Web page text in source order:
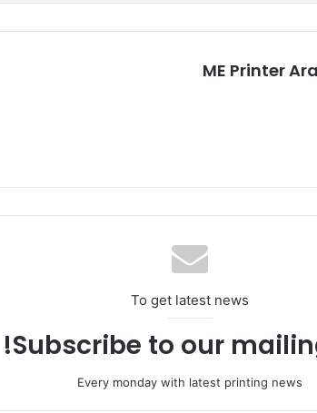
ME Printer
To get latest news
Subscribe to our
Every monday with latest printing news